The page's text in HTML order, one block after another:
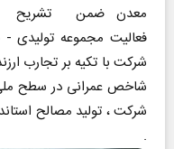
معدن ضمن تشریح
فعالیت مجموعه تولیدی
شرکت با تکیه بر تجارب
شاخص عمرانی در سطح
شرکت ، تولید مصالح
.